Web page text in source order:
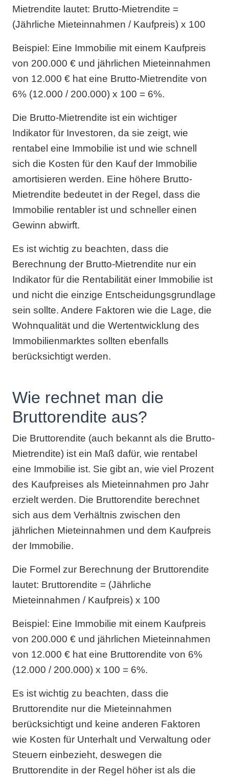
Mietrendite lautet: Brutto-Mietrendite =
(Jährliche Mieteinnahmen / Kaufpreis) x 100
Beispiel: Eine Immobilie mit einem Kaufpreis
von 200.000 € und jährlichen Mieteinnahmen
von 12.000 € hat eine Brutto-Mietrendite von
6% (12.000 / 200.000) x 100 = 6%.
Die Brutto-Mietrendite ist ein wichtiger
Indikator für Investoren, da sie zeigt, wie
rentabel eine Immobilie ist und wie schnell
sich die Kosten für den Kauf der Immobilie
amortisieren werden. Eine höhere Brutto-
Mietrendite bedeutet in der Regel, dass die
Immobilie rentabler ist und schneller einen
Gewinn abwirft.
Es ist wichtig zu beachten, dass die
Berechnung der Brutto-Mietrendite nur ein
Indikator für die Rentabilität einer Immobilie ist
und nicht die einzige Entscheidungsgrundlage
sein sollte. Andere Faktoren wie die Lage, die
Wohnqualität und die Wertentwicklung des
Immobilienmarktes sollten ebenfalls
berücksichtigt werden.
Wie rechnet man die
Bruttorendite aus?
Die Bruttorendite (auch bekannt als die Brutto-
Mietrendite) ist ein Maß dafür, wie rentabel
eine Immobilie ist. Sie gibt an, wie viel Prozent
des Kaufpreises als Mieteinnahmen pro Jahr
erzielt werden. Die Bruttorendite berechnet
sich aus dem Verhältnis zwischen den
jährlichen Mieteinnahmen und dem Kaufpreis
der Immobilie.
Die Formel zur Berechnung der Bruttorendite
lautet: Bruttorendite = (Jährliche
Mieteinnahmen / Kaufpreis) x 100
Beispiel: Eine Immobilie mit einem Kaufpreis
von 200.000 € und jährlichen Mieteinnahmen
von 12.000 € hat eine Bruttorendite von 6%
(12.000 / 200.000) x 100 = 6%.
Es ist wichtig zu beachten, dass die
Bruttorendite nur die Mieteinnahmen
berücksichtigt und keine anderen Faktoren
wie Kosten für Unterhalt und Verwaltung oder
Steuern einbezieht, deswegen die
Bruttorendite in der Regel höher ist als die